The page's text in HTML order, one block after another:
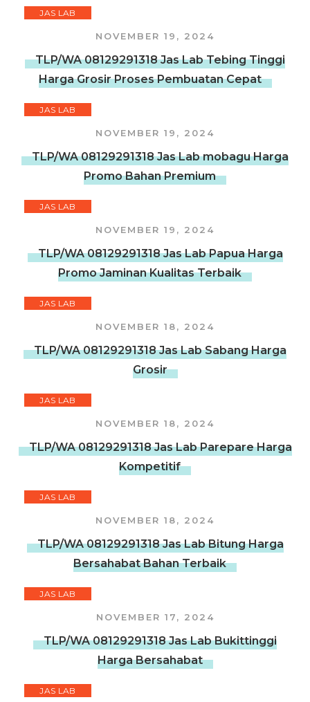
JAS LAB
NOVEMBER 19, 2024
TLP/WA 08129291318 Jas Lab Tebing Tinggi
Harga Grosir Proses Pembuatan Cepat
JAS LAB
NOVEMBER 19, 2024
TLP/WA 08129291318 Jas Lab mobagu Harga
Promo Bahan Premium
JAS LAB
NOVEMBER 19, 2024
TLP/WA 08129291318 Jas Lab Papua Harga
Promo Jaminan Kualitas Terbaik
JAS LAB
NOVEMBER 18, 2024
TLP/WA 08129291318 Jas Lab Sabang Harga
Grosir
JAS LAB
NOVEMBER 18, 2024
TLP/WA 08129291318 Jas Lab Parepare Harga
Kompetitif
JAS LAB
NOVEMBER 18, 2024
TLP/WA 08129291318 Jas Lab Bitung Harga
Bersahabat Bahan Terbaik
JAS LAB
NOVEMBER 17, 2024
TLP/WA 08129291318 Jas Lab Bukittinggi
Harga Bersahabat
JAS LAB